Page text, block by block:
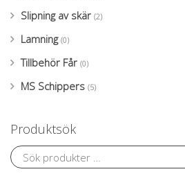
Slipning av skär (2)
Lamning (0)
Tillbehör Får (0)
MS Schippers (5)
Produktsök